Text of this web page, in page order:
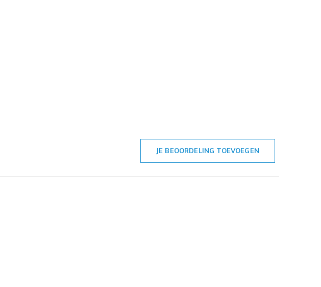
JE BEOORDELING TOEVOEGEN